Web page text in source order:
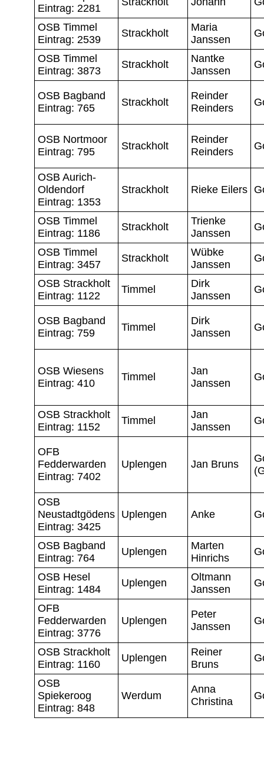
Eintrag: 2281
OSB Timmel
Eintrag: 2539
Strackholt
Maria
Janssen
OSB Timmel
Eintrag: 3873
Strackholt
Nantke
Janssen
OSB Bagband
Eintrag: 765
Strackholt
Reinder
Reinders
OSB Nortmoor
Eintrag: 795
Strackholt
Reinder
Reinders
OSB Aurich-
Oldendorf
Eintrag: 1353
Strackholt Rieke Eilers
OSB Timmel
Eintrag: 1186
Strackholt
Trienke
Janssen
OSB Timmel
Eintrag: 3457
Strackholt
Wübke
Janssen
OSB Strackholt
Eintrag: 1122
Timmel
Dirk
Janssen
OSB Bagband
Eintrag: 759
Timmel
Dirk
Janssen
OSB Wiesens
Eintrag: 410
Timmel
Jan
Janssen
OSB Strackholt
Eintrag: 1152
Timmel
Jan
Janssen
OFB
Fedderwarden
Eintrag: 7402
Uplengen Jan Bruns
OSB
Neustadtgödens
Eintrag: 3425
Uplengen Anke
OSB Bagband
Eintrag: 764
Uplengen
Marten
Hinrichs
OSB Hesel
Eintrag: 1484
Uplengen
Oltmann
Janssen
OFB
Fedderwarden
Eintrag: 3776
Uplengen
Peter
Janssen
OSB Strackholt
Eintrag: 1160
Uplengen
Reiner
Bruns
OSB
Spiekeroog
Eintrag: 848
Werdum
Anna
Christina